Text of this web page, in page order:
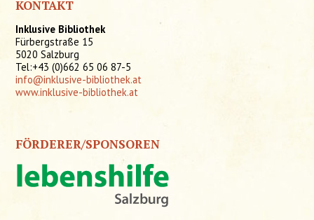
KONTAKT
Inklusive Bibliothek
Fürbergstraße 15
5020 Salzburg
Tel:+43 (0)662 65 06 87-5
info@inklusive-bibliothek.at
www.inklusive-bibliothek.at
FÖRDERER/SPONSOREN